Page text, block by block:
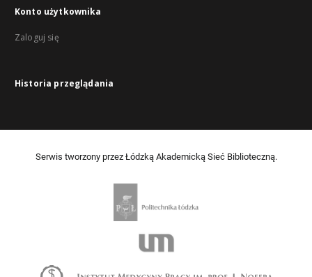
Konto użytkownika
Zaloguj się
Historia przeglądania
Serwis tworzony przez Łódzką Akademicką Sieć Biblioteczną.